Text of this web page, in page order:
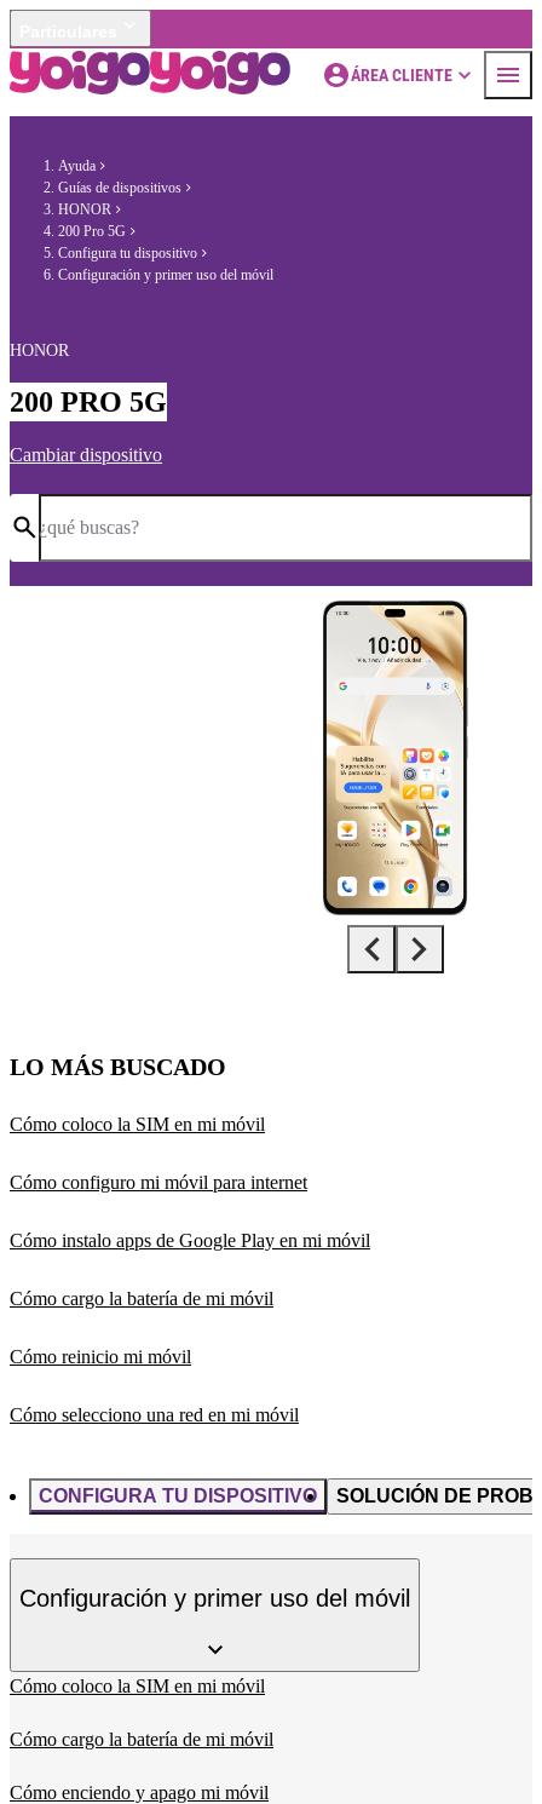
ÁREA CLIENTE
Ayuda
Guías de dispositivos
HONOR
200 Pro 5G
Configura tu dispositivo
Configuración y primer uso del móvil
HONOR
200 PRO 5G
Cambiar dispositivo
¿qué buscas?
LO MÁS BUSCADO
Cómo coloco la SIM en mi móvil
Cómo configuro mi móvil para internet
Cómo instalo apps de Google Play en mi móvil
Cómo cargo la batería de mi móvil
Cómo reinicio mi móvil
Cómo selecciono una red en mi móvil
CONFIGURA TU DISPOSITIVO SOLUCIÓN DE
Configuración y primer uso del móvil
Cómo coloco la SIM en mi móvil
Cómo cargo la batería de mi móvil
Cómo enciendo y apago mi móvil